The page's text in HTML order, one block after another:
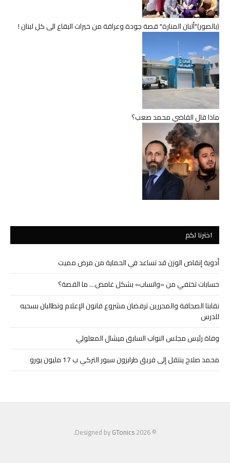
(بالصور)"ألبان المنارة" قصة جودة وعراقة من خيرات البقاع الى كل لبنان !
ماذا قال القاضي محمد صعب؟
اخترنا لكم
أدوية إنقاص الوزن قد تساعد في الحماية من مرض مميت
حسابات تختفي من «واتساب» بشكل غامض… ما القصة؟
نقابتا الصحافة والمحررين ترفضان مشروع قانون الإعلام وتطالبان بسحبه
للدرس
وفاة رئيس مجلس النواب السابق ميشال المعلولي
محمد صلاح ينتقل إلى فريق طرابزون سبور التركي ب 17 مليون يورو
© 2026 Designed by
GTonics
.